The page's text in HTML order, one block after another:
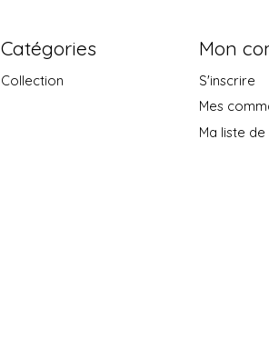
Catégories
Collection
Mon
S'inscrire
Mes
Ma liste